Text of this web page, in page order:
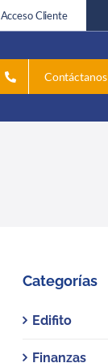
Acceso Cliente
Contáctanos
Categorías
Edifito
Finanzas